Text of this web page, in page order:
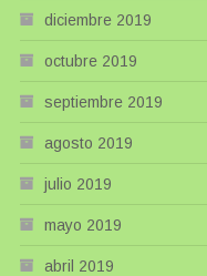
diciembre 2019
octubre 2019
septiembre 2019
agosto 2019
julio 2019
mayo 2019
abril 2019